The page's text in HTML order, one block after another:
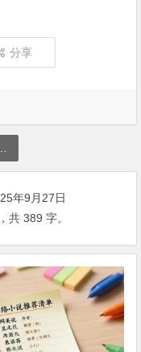
分享
手轧钢厂下载
年9月27日
共 389 字。